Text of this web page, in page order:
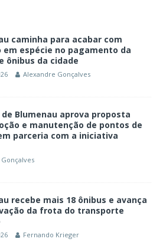
caminha para acabar com
em espécie no pagamento da
ônibus da cidade
Alexandre Gonçalves
de Blumenau aprova proposta
e manutenção de pontos de
parceria com a iniciativa
recebe mais 18 ônibus e avança
da frota do transporte
Fernando Krieger